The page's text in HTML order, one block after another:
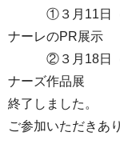
①３月11日（月
ナーレのPR展示
②３月18日（月
ナーズ作品展
終了しました。
ご参加いただきあ